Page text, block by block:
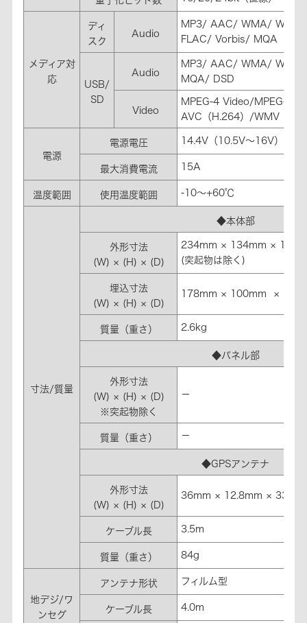
メディア対
応
ディ
スク
Audio
MP3/ AAC/ WMA/ WAV/
FLAC/ Vorbis/ MQA
USB/
SD
Audio
MP3/ AAC/ WMA/ WAV/
MQA/ DSD
Video
MPEG-4 Video/MPEG-4
AVC（H.264）/WMV
電源
電源電圧 14.4V（10.5V～16V）
最大消費電流 15A
温度範囲 使用温度範囲 -10～+60℃
寸法/質量
◆本体部
外形寸法
(W) × (H) × (D)
234mm × 134mm ×
(突起物は除く)
埋込寸法
(W) × (H) × (D)
178mm × 100mm ×
質量（重さ） 2.6kg
◆パネル部
外形寸法
(W) × (H) × (D)
※突起物除く
－
質量（重さ） －
◆GPSアンテナ
外形寸法
(W) × (H) × (D)
36mm × 12.8mm × 33mm
ケーブル長 3.5m
質量（重さ） 84g
地デジ/ワ
ンセグ
アンテナ形状 フィルム型
ケーブル長 4.0m